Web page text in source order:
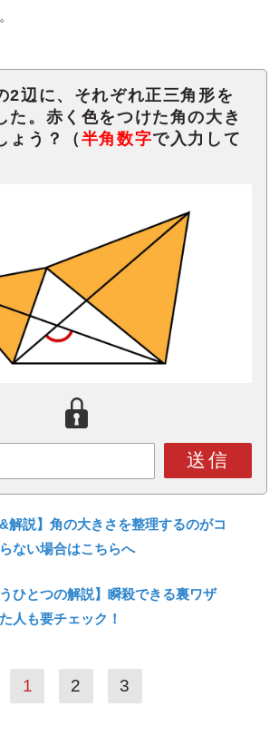
2辺に、それぞれ正三角形を
た。赤く色をつけた角の大き
ょう？（ 半角数字で入力して
送信
&解説】角の大きさを整理するのがコ
ない場合はこちらへ
うひとつの解説】瞬殺できる裏ワザ
も要チェック！
1 2 3